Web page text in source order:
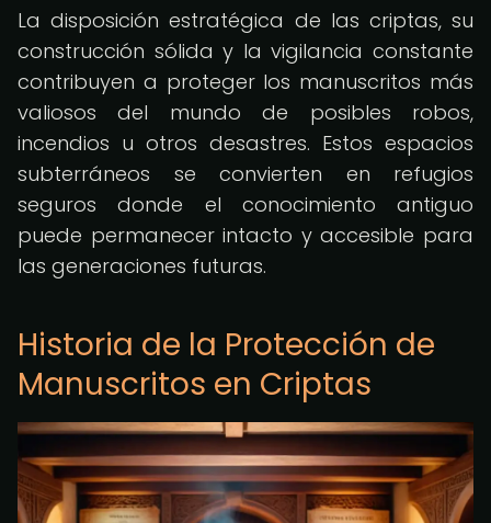
La disposición estratégica de las criptas, su
construcción sólida y la vigilancia constante
contribuyen a proteger los manuscritos más
valiosos del mundo de posibles robos,
incendios u otros desastres. Estos espacios
subterráneos se convierten en refugios
seguros donde el conocimiento antiguo
puede permanecer intacto y accesible para
las generaciones futuras.
Historia de la Protección de
Manuscritos en Criptas